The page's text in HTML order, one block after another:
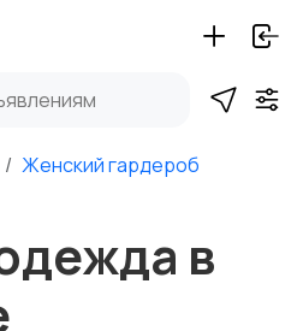
Женский гардероб
в